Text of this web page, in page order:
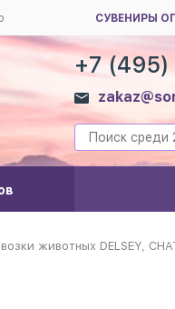
СУВЕНИРЫ
+7
животных DELSEY,